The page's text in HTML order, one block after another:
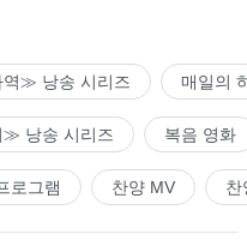
≫ 낭송 시리즈 매일의
낭송 시리즈 복음 영화
로그램 찬양 MV 찬